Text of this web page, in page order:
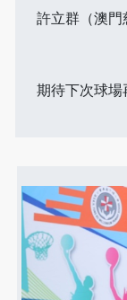
許立群（澳門
期待下次球場